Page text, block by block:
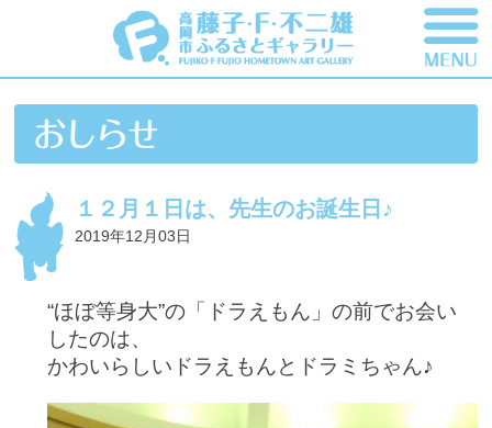
１２月１日は、先生のお誕生日♪
2019年12月03日
“ほぼ等身大”の「ドラえもん」の前でお会い
したのは、
かわいらしいドラえもんとドラミちゃん♪